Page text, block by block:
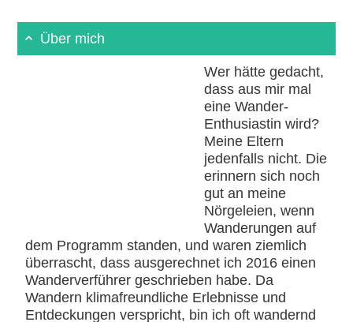
Über mich
Wer hätte gedacht,
dass aus mir mal
eine Wander-
Enthusiastin wird?
Meine Eltern
jedenfalls nicht. Die
erinnern sich noch
gut an meine
Nörgeleien, wenn
Wanderungen auf
dem Programm standen, und waren ziemlich
überrascht, dass ausgerechnet ich 2016 einen
Wanderverführer geschrieben habe. Da
Wandern klimafreundliche Erlebnisse und
Entdeckungen verspricht, bin ich oft wandernd